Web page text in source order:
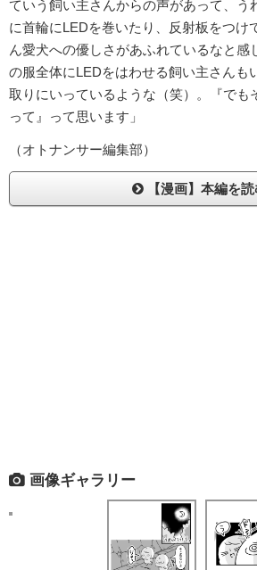
ていう飼い主さんからの声があって、う
に首輪にLEDを巻いたり、反射板をつけ
ん愛犬への優しさがあふれているなと感
の服全体にLEDをはわせる飼い主さんも
取りにいっているような（笑）。『でも
って』って思います」
（オトナンサー編集部）
【漫画】本編を
画像ギャラリー